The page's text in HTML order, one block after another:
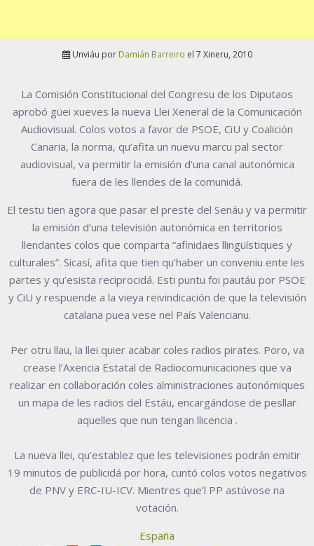
Unviáu por Damián Barreiro el 7 Xineru, 2010
La Comisión Constitucional del Congresu de los Diputaos
aprobó güei xueves la nueva Llei Xeneral de la Comunicación
Audiovisual. Colos votos a favor de PSOE, CiU y Coalición
Canaria, la norma, qu’afita un nuevu marcu pal sector
audiovisual, va permitir la emisión d’una canal autonómica
fuera de les llendes de la comunidá.
El testu tien agora que pasar el preste del Senáu y va permitir
la emisión d’una televisión autonómica en territorios
llendantes colos que comparta “afinidaes llingüístiques y
culturales”. Sicasí, afita que tien qu’haber un conveniu ente les
partes y qu’esista reciprocidá. Esti puntu foi pautáu por PSOE
y CiU y respuende a la vieya reivindicación de que la televisión
catalana puea vese nel País Valencianu.
Per otru llau, la llei quier acabar coles radios pirates. Poro, va
crease l’Axencia Estatal de Radiocomunicaciones que va
realizar en collaboración coles alministraciones autonómiques
un mapa de les radios del Estáu, encargándose de pesllar
aquelles que nun tengan llicencia .
La nueva llei, qu’establez que les televisiones podrán emitir
19 minutos de publicidá por hora, cuntó colos votos negativos
de PNV y ERC-IU-ICV. Mientres que’l PP astúvose na
votación.
España